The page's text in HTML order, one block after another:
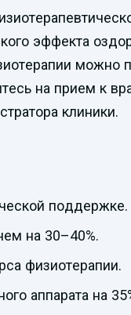
эффекта
можно
на прием к
клиники.
поддержке.
на 30–40%.
физиотерапии.
аппарата на